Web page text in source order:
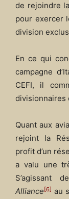
de rejoindre
pour exercer
division
En ce qui
campagne
CEFI, il
divisionnaires
Quant aux
rejoint la
profit d’un
a valu une
S’agissant
Alliance[6] au